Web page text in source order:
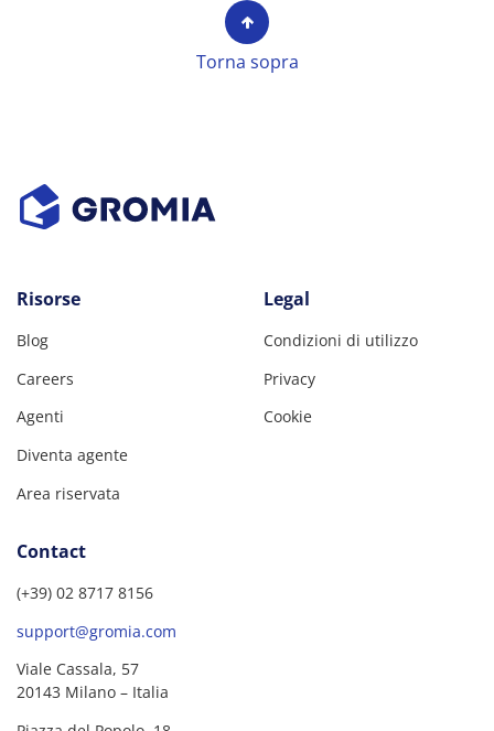
Torna sopra
Risorse
Blog
Careers
Agenti
Diventa agente
Area riservata
Legal
Condizioni di utilizzo
Privacy
Cookie
Contact
(+39) 02 8717 8156
support@gromia.com
Viale Cassala, 57
20143 Milano – Italia